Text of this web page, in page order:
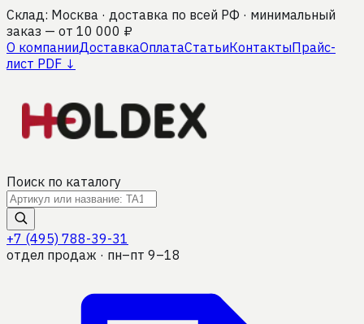
Склад: Москва · доставка по всей РФ · минимальный
заказ — от 10 000 ₽
О компанииДоставкаОплатаСтатьиКонтактыПрайс-
лист PDF ↓
Поиск по каталогу
+7 (495) 788-39-31
отдел продаж · пн–пт 9–18